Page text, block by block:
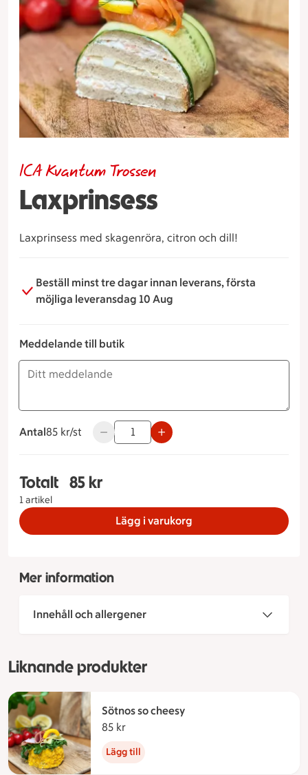
Laxprinsess
ICA Kvantum Trossen
Laxprinsess med skagenröra, citron och dill!
Beställ minst tre dagar innan leverans, första
möjliga leveransdag 10 Aug
Meddelande till butik
Antal
85 kronor styck
85 kr/st Använd knapparna för att minska eller
Totalt
1 artikel
Totalt 1 stycken Laxprinsess, 85 kronor
85 kr
Lägg i varukorg
Mer information
Innehåll och allergener
Liknande produkter
Sötnos so cheesy
85 kr
Lägg till